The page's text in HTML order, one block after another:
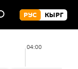
РУС КЫРГ
04:00